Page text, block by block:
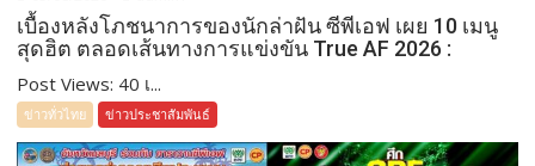
เบื้องหลังโภชนาการของนักล่าฝัน ซีพีเอฟ เผย 10 เมนู
สุดฮิต ตลอดเส้นทางการแข่งขัน True AF 2026 :
Post Views: 40 เ...
ข่าวทั่วไทย ข่าวประชาสัมพันธ์